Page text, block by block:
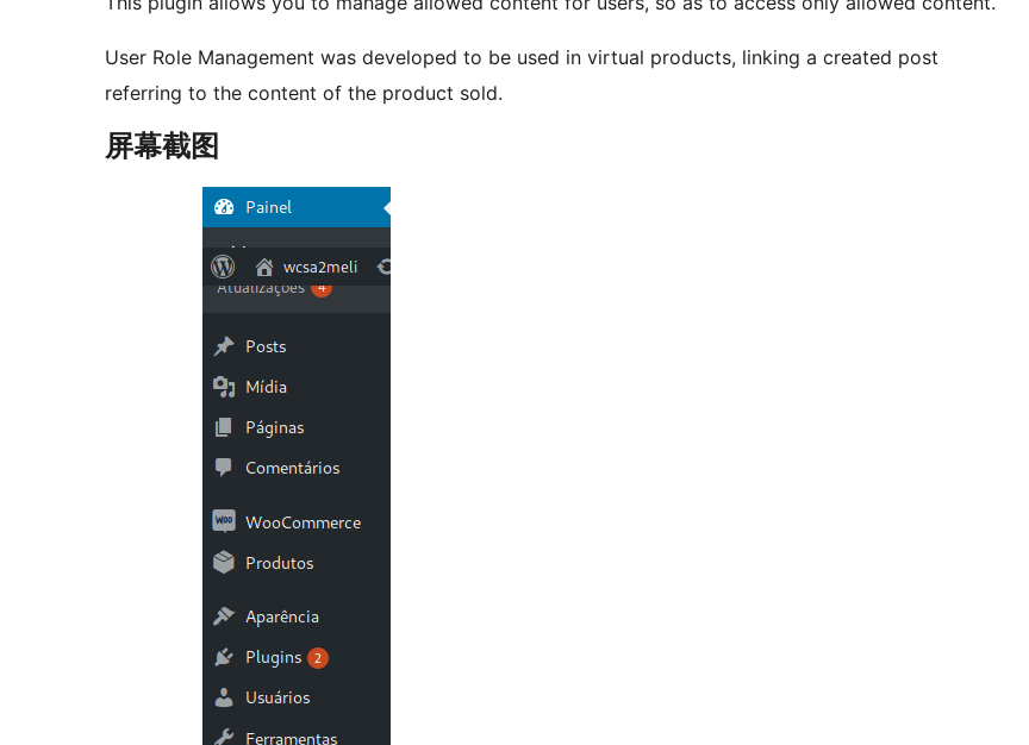
User Role Management was developed to be used in virtual products, linking a created post
referring to the content of the product sold.
屏幕截图